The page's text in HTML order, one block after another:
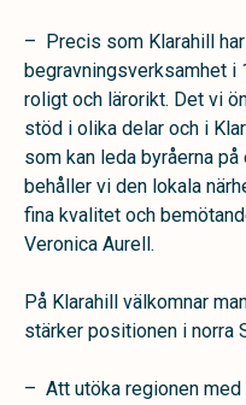
– Precis som Klarahill
begravningsverksamhet i
roligt och lärorikt. Det vi
stöd i olika delar och i
som kan leda byråerna
behåller vi den lokala
fina kvalitet och
Veronica Aurell.
På Klarahill välkomnar
stärker positionen i norra
– Att utöka regionen